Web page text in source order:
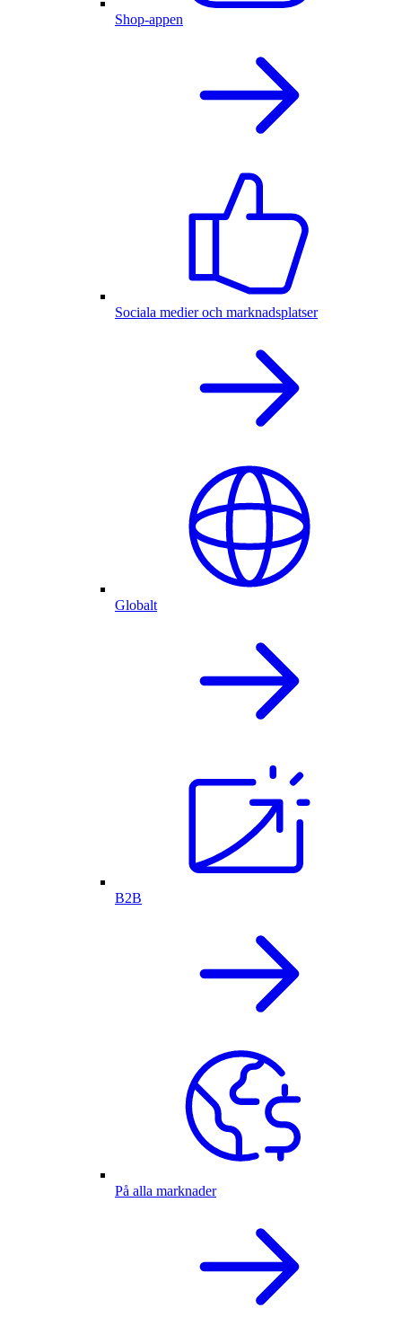
Shop-appen
Sociala medier och marknadsplatser
Globalt
B2B
På alla marknader